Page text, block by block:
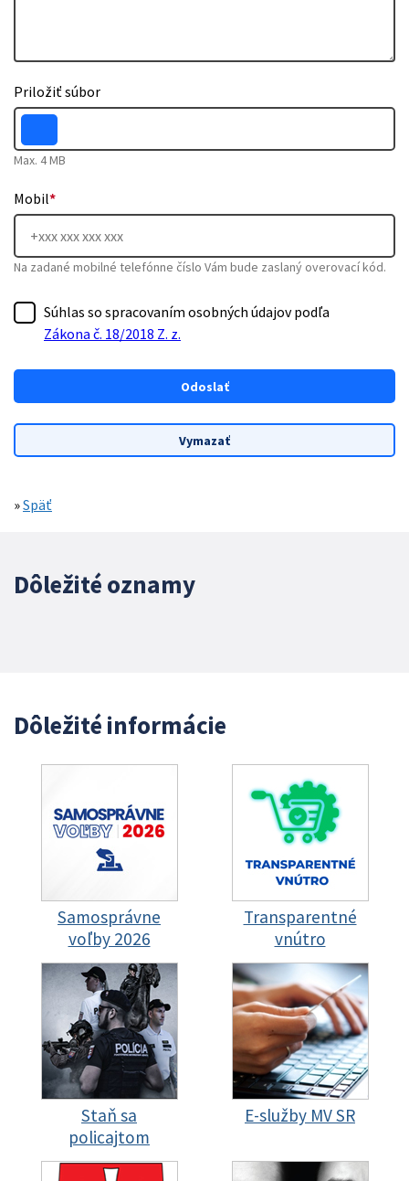
Priložiť súbor
Max. 4 MB
Mobil*
Na zadané mobilné telefónne číslo Vám bude zaslaný overovací kód.
Súhlas so spracovaním osobných údajov podľa
Zákona č. 18/2018 Z. z.
»Späť
Dôležité oznamy
Dôležité informácie
Samosprávne
voľby 2026
Transparentné
vnútro
Staň sa
policajtom
E-služby MV SR